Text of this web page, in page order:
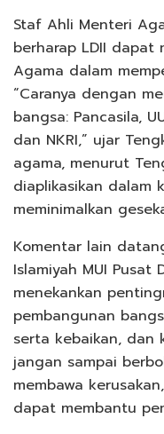
Staf Ahli Menteri
berharap LDII dapat
Agama dalam
“Caranya dengan
bangsa: Pancasila,
dan NKRI,” ujar
agama, menurut
diaplikasikan dalam
meminimalkan
Komentar lain
Islamiyah MUI Pusat
menekankan
pembangunan
serta kebaikan, dan
jangan sampai
membawa
dapat membantu